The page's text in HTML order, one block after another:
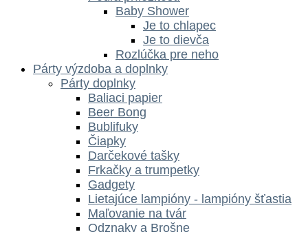
Baby Shower
Je to chlapec
Je to dievča
Rozlúčka pre neho
Párty výzdoba a doplnky
Párty doplnky
Baliaci papier
Beer Bong
Bublifuky
Čiapky
Darčekové tašky
Frkačky a trumpetky
Gadgety
Lietajúce lampióny - lampióny šťastia
Maľovanie na tvár
Odznaky a Brošne